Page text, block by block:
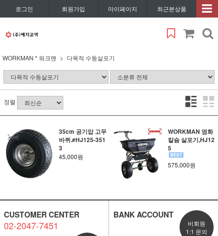
로그인 회원가입 마이페이지 최근본상품
WORKMAN * 워크맨 다목적 수동살포기
정렬
35cm 공기압 고무
바퀴.#HJ125-351
3
45,000원
WORKMAN 염화
칼슘 살포기,HJ12
5
575,000원
CUSTOMER CENTER
02-2047-7451
BANK ACCOUNT
비회원
1:1 문의